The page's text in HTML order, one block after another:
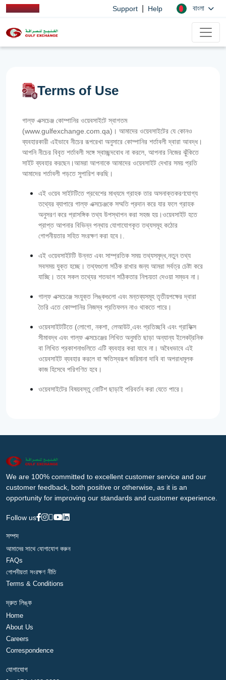
Support Help বাংলা
Terms of Use
গাল্ফ এক্সচেঞ্জ কোম্পানির ওয়েবসাইটে স্বাগতম
(www.gulfexchange.com.qa)। আমাদের ওয়েবসাইটের যে কোনও
ব্যবহারকারী এইভাবে নীচের রূপরেখা অনুসারে কোম্পানির শর্তাবলী দ্বারা আবদ্ধ।
আপনি নীচের বিবৃত শর্তাবলী সঙ্গে স্বাচ্ছন্দবোধ না করলে, আপনার নিজের ঝুঁকিতে
সাইট ব্যবহার করছেন।আমরা আপনাকে আমাদের ওয়েবসাইট দেখার সময় প্রতি
আমাদের শর্তাবলী পড়তে সুপারিশ করছি।
এই ওয়েব সাইটটিতে প্রবেশের মাধ্যমে গ্রাহক তার অসনাক্তকরণযোগ্য
তথ্যের ব্যাপারে গাল্‌ফ এক্সচেঞ্জকে সম্মতি প্রদান করে যার ফলে গ্রাহক
অনুসরণ করে প্রাসঙ্গিক তথ্য উপস্থাপন করা সহজ হয়।ওয়েবসাইট হতে
প্রাপ্ত আপনার বিভিন্ন পন্থায় যোগাযোগকৃত তথ্যসমূহ কঠোর
গোপনীয়তার সহিত সংরক্ষণ করা হবে।.
এই ওয়েবসাইটটি উন্নত এবং সাম্প্রতিক সময় তথ্যসমৃদ্ধ,নতুন তথ্য
সবসময় যুক্ত হচ্ছে। তথ্যগুলো সঠিক রাখার জন্য আমরা সর্বত্র চেষ্টা করে
যাচ্ছি। তবে সকল তথ্যের শতভাগ সঠিকতার নিশ্চয়তা দেওয়া সম্ভব না।
গাল্‌ফ এক্সচেঞ্জে সংযুক্ত লিঙ্কগুলো এবং মন্তব্যসমূহ তৃতীয়পক্ষের দ্বারা
তৈরি এতে কোম্পানির নিজস্ব প্রতিফলন নাও থাকতে পারে।
ওয়েবসাইটটিতে (লোগো, নকশা, লেআউট,এবং প্রতিচ্ছবি এবং গ্রাফিক্স
সীমাবদ্ধ এবং গাল্‌ফ এক্সচেঞ্জের লিখিত অনুমতি ছাড়া অন্যান্য ইলেকট্রনিক
বা লিখিত প্রকাশনাগুলিতে এটি ব্যবহার করা যাবে না। অবৈধভাবে এই
ওয়েবসাইট ব্যবহার করলে বা ক্ষতিস্বরূপ জরিমানা দাবি বা অপরাধমূলক
কাজ হিসেবে পরিগণিত হবে।
ওয়েবসাইটের বিষয়বস্তু নোটিশ ছাড়াই পরিবর্তন করা যেতে পারে।
We are 100% committed to excellent customer service and our
customer feedback, both positive or otherwise, as it is an
opportunity for improving our standards and customer experience.
Follow us
সম্পদ
আমাদের সাথে যোগাযোগ করুন
FAQs
গোপনীয়তা সংরক্ষণ নীতি
Terms & Conditions
দ্রুত লিঙ্ক
Home
About Us
Careers
Correspondence
যোগাযোগ